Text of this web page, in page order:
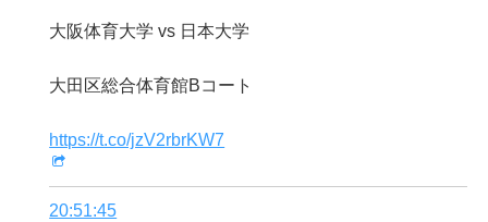
大阪体育大学 vs 日本大学
大田区総合体育館Bコート
https://t.co/jzV2rbrKW7
20:51:45